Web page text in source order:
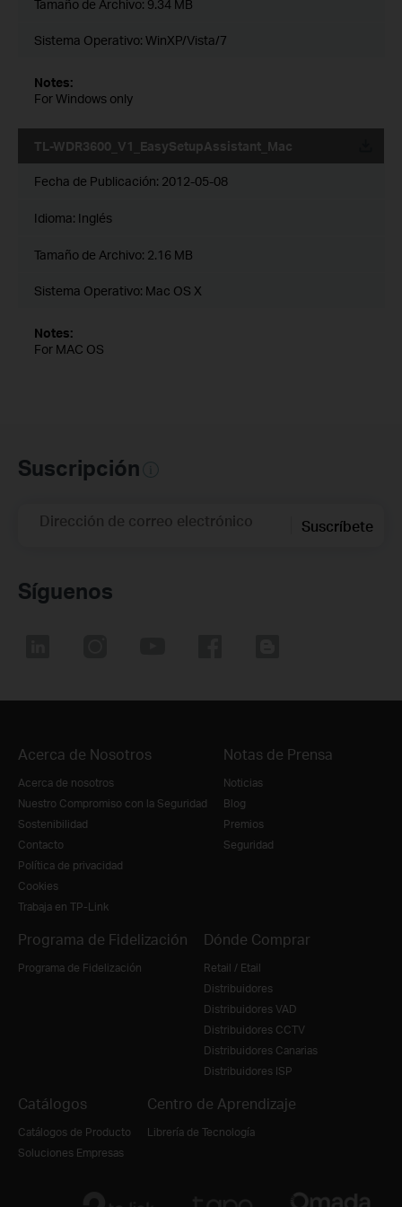
Tamaño de Archivo: 9.34 MB
Sistema Operativo: WinXP/Vista/7
Notes:
For Windows only
TL-WDR3600_V1_EasySetupAssistant_Mac
Fecha de Publicación: 2012-05-08
Idioma: Inglés
Tamaño de Archivo: 2.16 MB
Sistema Operativo: Mac OS X
Notes:
For MAC OS
Suscripción
Dirección de correo electrónico Suscríbete
Síguenos
Acerca de Nosotros
Acerca de nosotros
Nuestro Compromiso con la Seguridad
Sostenibilidad
Contacto
Política de privacidad
Cookies
Trabaja en TP-Link
Notas de Prensa
Noticias
Blog
Premios
Seguridad
Programa de Fidelización
Programa de Fidelización
Dónde Comprar
Retail / Etail
Distribuidores
Distribuidores VAD
Distribuidores CCTV
Distribuidores Canarias
Distribuidores ISP
Catálogos
Catálogos de Producto
Soluciones Empresas
Centro de Aprendizaje
Librería de Tecnología